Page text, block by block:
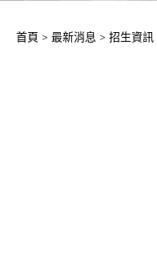
首頁 > 最新消息 > 招生資訊